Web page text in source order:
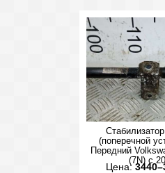
(поперечной
Передний
(7N) с
Цена: